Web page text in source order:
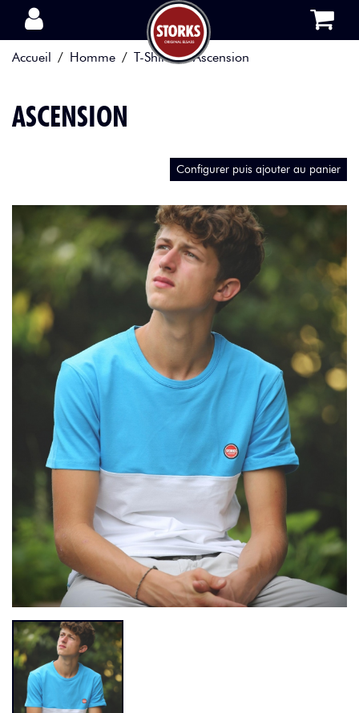
Aller au contenu
Accueil Homme T-Shirts Ascension
ASCENSION
Configurer puis ajouter au panier